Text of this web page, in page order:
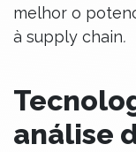
melhor o
à supply chain.
análise